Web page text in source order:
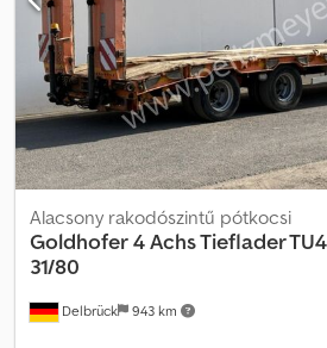
mintázat, jobb oldalon belül: 70%;
oldalon kívül: 70% Megengedett
felépítmény: Igen = Céginformációk =
Delbrück 943 km
Alacsony rakodószintű pótkocsi
Goldhofer4 Achs Tieflader
31/80